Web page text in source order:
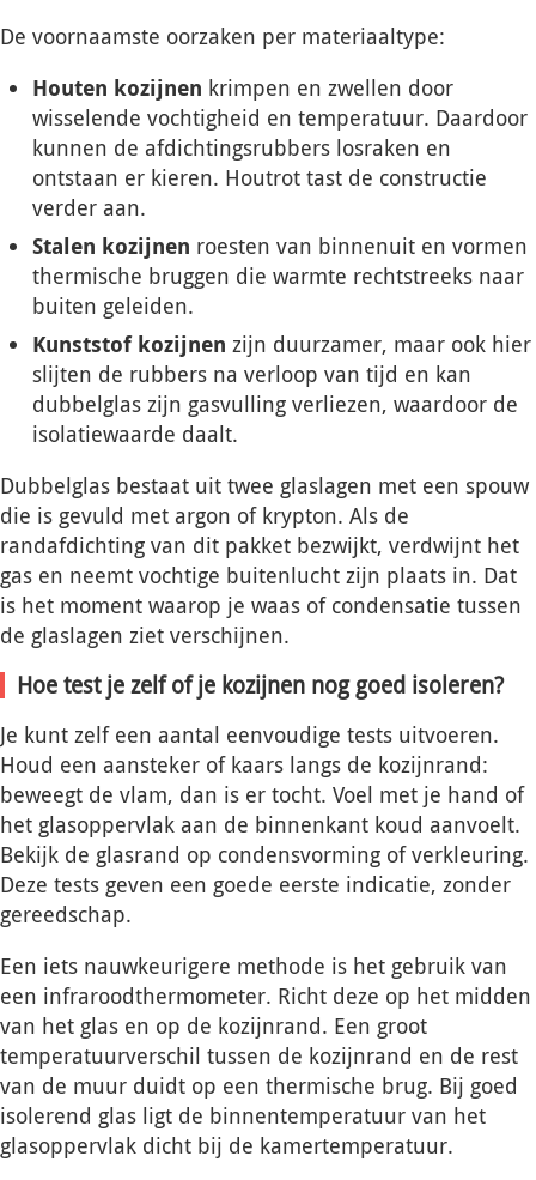
De voornaamste oorzaken per materiaaltype:
Houten kozijnen krimpen en zwellen door
wisselende vochtigheid en temperatuur. Daardoor
kunnen de afdichtingsrubbers losraken en
ontstaan er kieren. Houtrot tast de constructie
verder aan.
Stalen kozijnen roesten van binnenuit en vormen
thermische bruggen die warmte rechtstreeks naar
buiten geleiden.
Kunststof kozijnen zijn duurzamer, maar ook hier
slijten de rubbers na verloop van tijd en kan
dubbelglas zijn gasvulling verliezen, waardoor de
isolatiewaarde daalt.
Dubbelglas bestaat uit twee glaslagen met een spouw
die is gevuld met argon of krypton. Als de
randafdichting van dit pakket bezwijkt, verdwijnt het
gas en neemt vochtige buitenlucht zijn plaats in. Dat
is het moment waarop je waas of condensatie tussen
de glaslagen ziet verschijnen.
Hoe test je zelf of je kozijnen nog goed isoleren?
Je kunt zelf een aantal eenvoudige tests uitvoeren.
Houd een aansteker of kaars langs de kozijnrand:
beweegt de vlam, dan is er tocht. Voel met je hand of
het glasoppervlak aan de binnenkant koud aanvoelt.
Bekijk de glasrand op condensvorming of verkleuring.
Deze tests geven een goede eerste indicatie, zonder
gereedschap.
Een iets nauwkeurigere methode is het gebruik van
een infraroodthermometer. Richt deze op het midden
van het glas en op de kozijnrand. Een groot
temperatuurverschil tussen de kozijnrand en de rest
van de muur duidt op een thermische brug. Bij goed
isolerend glas ligt de binnentemperatuur van het
glasoppervlak dicht bij de kamertemperatuur.